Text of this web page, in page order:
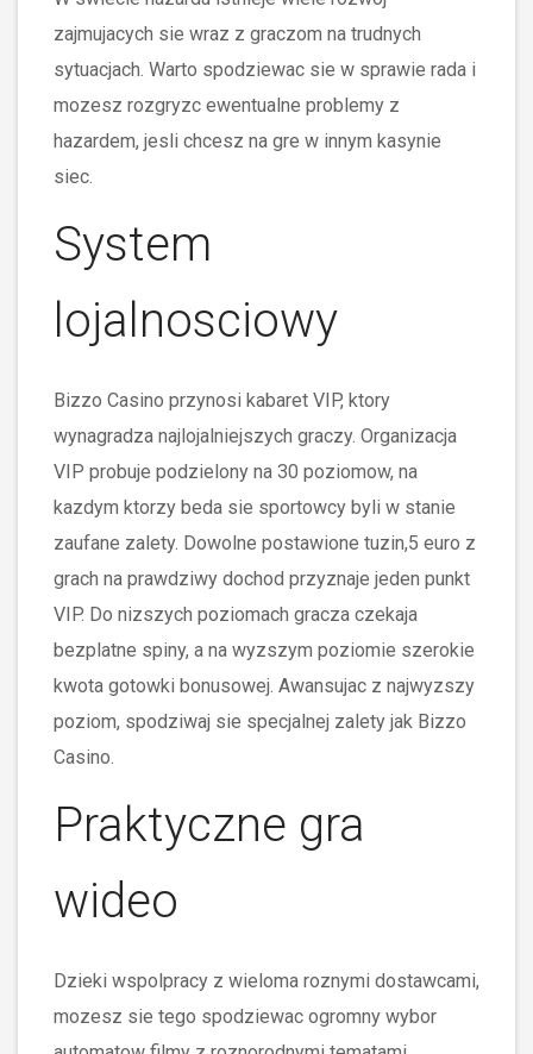
zajmujacych sie wraz z graczom na trudnych
sytuacjach. Warto spodziewac sie w sprawie rada i
mozesz rozgryzc ewentualne problemy z
hazardem, jesli chcesz na gre w innym kasynie
siec.
System
lojalnosciowy
Bizzo Casino przynosi kabaret VIP, ktory
wynagradza najlojalniejszych graczy. Organizacja
VIP probuje podzielony na 30 poziomow, na
kazdym ktorzy beda sie sportowcy byli w stanie
zaufane zalety. Dowolne postawione tuzin,5 euro z
grach na prawdziwy dochod przyznaje jeden punkt
VIP. Do nizszych poziomach gracza czekaja
bezplatne spiny, a na wyzszym poziomie szerokie
kwota gotowki bonusowej. Awansujac z najwyzszy
poziom, spodziwaj sie specjalnej zalety jak Bizzo
Casino.
Praktyczne gra
wideo
Dzieki wspolpracy z wieloma roznymi dostawcami,
mozesz sie tego spodziewac ogromny wybor